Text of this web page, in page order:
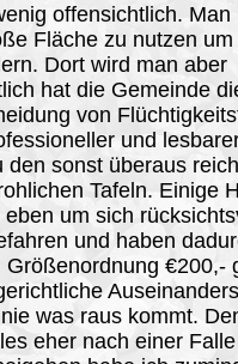
offensichtlich. Man
Fläche zu nutzen um
Dort wird man aber
hat die Gemeinde
von
und
den sonst überaus
Tafeln. Einige
um sich
und haben
€200,-
was raus kommt.
eher nach einer Falle